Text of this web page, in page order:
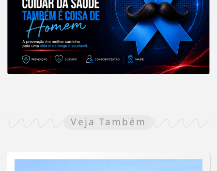
Veja Também